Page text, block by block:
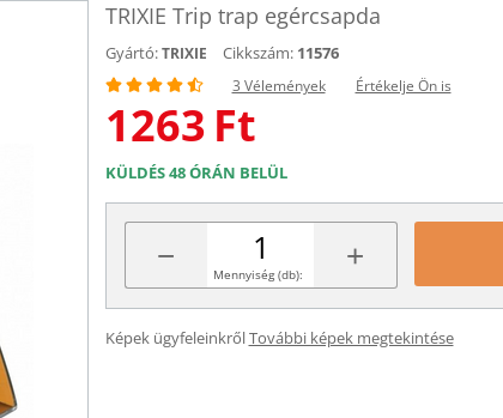
TRIXIE Trip trap egércsapda
Gyártó: TRIXIE Cikkszám: 11576
3 Vélemények Értékelje Ön is
1263 Ft
KÜLDÉS 48 ÓRÁN BELÜL
− +
Mennyiség (db):
Képek ügyfeleinkrőlTovábbi képek megtekintése